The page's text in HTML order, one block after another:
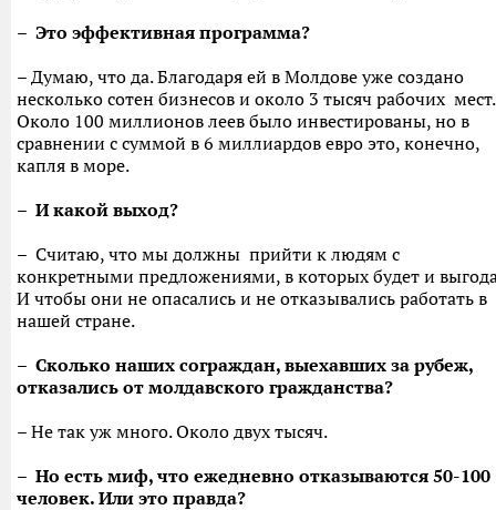
– Это эффективная программа?
– Думаю, что да. Благодаря ей в Молдове уже создано
несколько сотен бизнесов и около 3 тысяч рабочих мест.
Около 100 миллионов леев было инвестированы, но в
сравнении с суммой в 6 миллиардов евро это, конечно,
капля в море.
– И какой выход?
– Считаю, что мы должны прийти к людям с
конкретными предложениями, в которых будет и
И чтобы они не опасались и не отказывались работать в
нашей стране.
– Сколько наших сограждан, выехавших за рубеж,
отказались от молдавского гражданства?
– Не так уж много. Около двух тысяч.
– Но есть миф, что ежедневно отказываются 50-100
человек. Или это правда?